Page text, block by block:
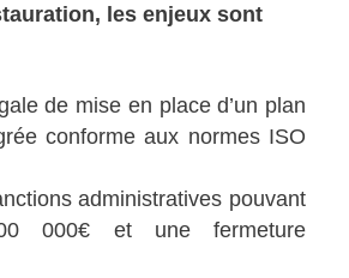
les enjeux sont
de mise en place d’un plan
conforme aux normes ISO
administratives pouvant
000€ et une fermeture